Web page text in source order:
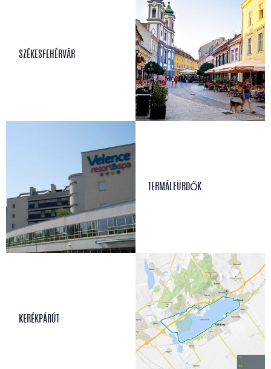
SZÉKESFEHÉRVÁR
TERMÁLFÜRDŐK
KERÉKPÁRÚT